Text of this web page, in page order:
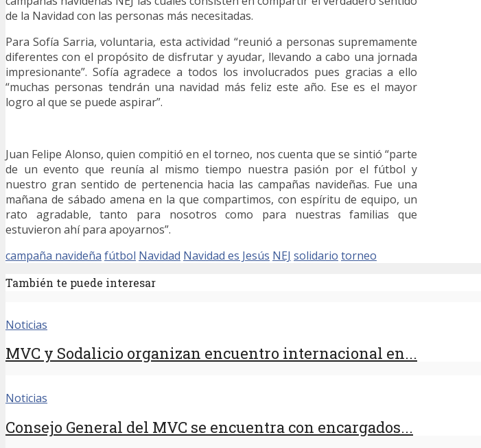
de la Navidad con las personas más necesitadas.
Para Sofía Sarria, voluntaria, esta actividad “reunió a personas supremamente
diferentes con el propósito de disfrutar y ayudar, llevando a cabo una jornada
impresionante”. Sofía agradece a todos los involucrados pues gracias a ello
“muchas personas tendrán una navidad más feliz este año. Ese es el mayor
logro al que se puede aspirar”.
Juan Felipe Alonso, quien compitió en el torneo, nos cuenta que se sintió “parte
de un evento que reunía al mismo tiempo nuestra pasión por el fútbol y
nuestro gran sentido de pertenencia hacia las campañas navideñas. Fue una
mañana de sábado amena en la que compartimos, con espíritu de equipo, un
rato agradable, tanto para nosotros como para nuestras familias que
estuvieron ahí para apoyarnos”.
campaña navideña fútbol Navidad Navidad es Jesús NEJ solidario torneo
También te puede interesar
Noticias
MVC y Sodalicio organizan encuentro internacional en...
Noticias
Consejo General del MVC se encuentra con encargados...